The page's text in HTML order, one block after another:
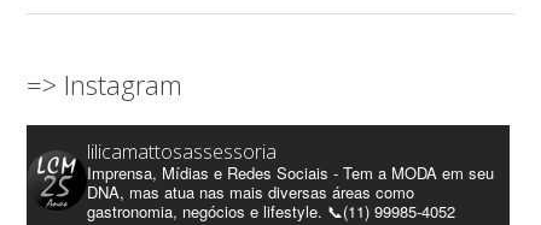
=> Instagram
lilicamattosassessoria
Imprensa, Mídias e Redes Sociais - Tem a MODA em seu
DNA, mas atua nas mais diversas áreas como
gastronomia, negócios e lifestyle. 📞(11) 99985-4052